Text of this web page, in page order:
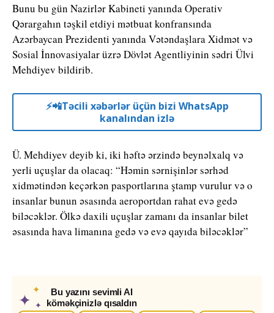
Bunu bu gün Nazirlər Kabineti yanında Operativ
Qərargahın təşkil etdiyi mətbuat konfransında
Azərbaycan Prezidenti yanında Vətəndaşlara Xidmət və
Sosial İnnovasiyalar üzrə Dövlət Agentliyinin sədri Ülvi
Mehdiyev bildirib.
⚡️📲Təcili xəbərlər üçün bizi WhatsApp
kanalından izlə
Ü. Mehdiyev deyib ki, iki həftə ərzində beynəlxalq və
yerli uçuşlar da olacaq: “Həmin sərnişinlər sərhəd
xidmətindən keçərkən pasportlarına ştamp vurulur və o
insanlar bunun əsasında aeroportdan rahat evə gedə
biləcəklər. Ölkə daxili uçuşlar zamanı da insanlar bilet
əsasında hava limanına gedə və evə qayıda biləcəklər”
✦
✦
✦
Bu yazını sevimli AI
köməkçinizlə qısaldın